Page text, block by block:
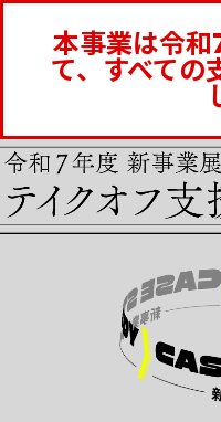
本事業は令
て、すべての